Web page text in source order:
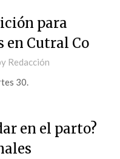
para
en Cutral Co
Redacción
30.
en el parto?